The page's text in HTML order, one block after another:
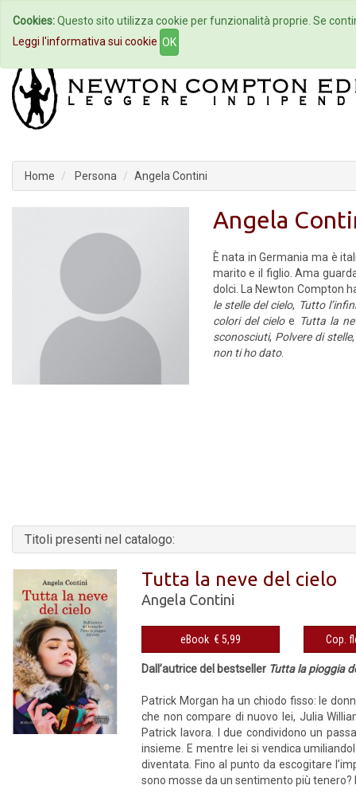
Home Autori Eventi
Home Persona Angela Contini
Angela
È nata in Germania ma è
marito e il figlio. Ama
dolci. La Newton Compton
le stelle del cielo, Tutto
colori del cieloe Tutta la
sconosciuti, Polvere di stelle
non ti ho dato.
Titoli presenti nel catalogo:
Tutta la neve del cielo
Angela Contini
eBook € 5,99
Dall’autrice del bestseller Tutta la pioggia
Patrick Morgan ha un chiodo fisso: le
che non compare di nuovo lei, Julia
Patrick lavora. I due condividono un
insieme. E mentre lei si vendica
diventata. Fino al punto da escogitare
sono mosse da un sentimento più tenero?
Cookies:Questo sito utilizza cookie per funzionalità proprie. Se
Leggi l'informativa sui cookie OK